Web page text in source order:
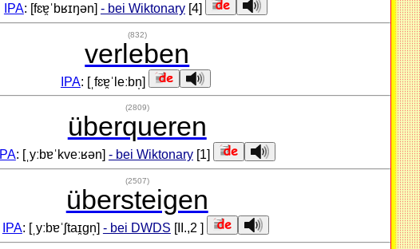
IPA: [fɛɐ̯ˈbʁɪŋən] - bei Wiktonary[4]
(832)
verleben
IPA: [ˌfɛɐ̯ˈleːbn̩]
(2809)
überqueren
IPA: [ˌyːbɐˈkveːʁən] - bei Wiktonary[1]
(2507)
übersteigen
IPA: [ˌyːbɐˈʃtaɪ̯ɡn̩] - bei DWDS [II.,2 ]